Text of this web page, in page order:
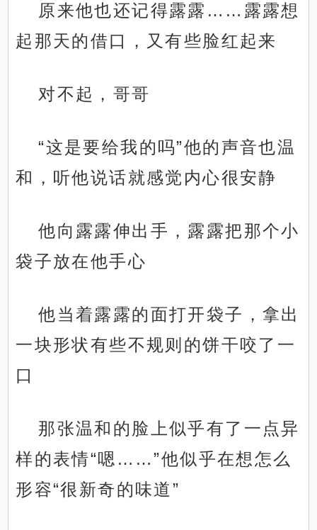
原来他也还记得露露……露露想
起那天的借口，又有些脸红起来
对不起，哥哥
“这是要给我的吗”他的声音也温
和，听他说话就感觉内心很安静
他向露露伸出手，露露把那个小
袋子放在他手心
他当着露露的面打开袋子，拿出
一块形状有些不规则的饼干咬了一
口
那张温和的脸上似乎有了一点异
样的表情“嗯……”他似乎在想怎么
形容“很新奇的味道”